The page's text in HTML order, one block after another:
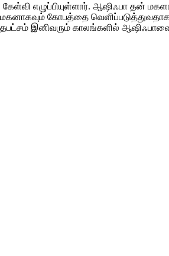
எழுப்பியுள்ளார். ஆஷிஃபா தன்
கோபத்தை வெளிப்படுத்துவதாக
இனிவரும் காலங்களில்